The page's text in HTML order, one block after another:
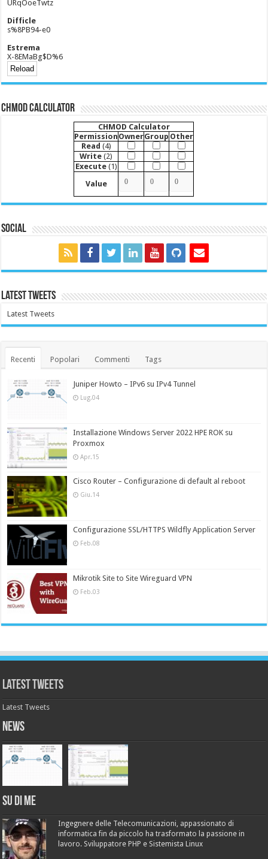
URqOoeTwtz
Difficle
s%8PB94-e0
Estrema
X-8EMaBg$D%6
CHMOD Calculator
CHMOD Calculator
Permission OwnerGroup Other
Read (4)
Write (2)
Execute(1)
Value
Social
Latest Tweets
Latest Tweets
Recenti Popolari Commenti Tags
Juniper Howto – IPv6 su IPv4 Tunnel
Lug.04
Installazione Windows Server 2022 HPE ROK su
Proxmox
Apr.15
Cisco Router – Configurazione di default al reboot
Giu.14
Configurazione SSL/HTTPS Wildfly Application Server
Feb.08
Mikrotik Site to Site Wireguard VPN
Feb.03
Latest Tweets
Latest Tweets
News
Su di me
Ingegnere delle Telecomunicazioni, appassionato di
informatica fin da piccolo ha trasformato la passione in
lavoro. Sviluppatore PHP e Sistemista Linux